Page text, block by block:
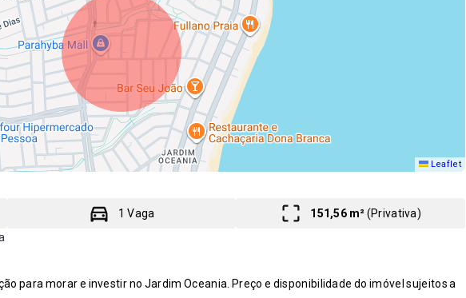
Leaflet
1 Vaga 151,56 m²(Privativa)
para morar e investir no Jardim Oceania. Preço e disponibilidade do imóvel sujeitos a